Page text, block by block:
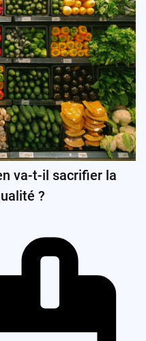
va-t-il sacrifier la
?